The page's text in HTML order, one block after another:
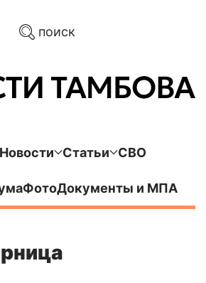
поиск
Статьи СВО
ФотоДокументы и МПА